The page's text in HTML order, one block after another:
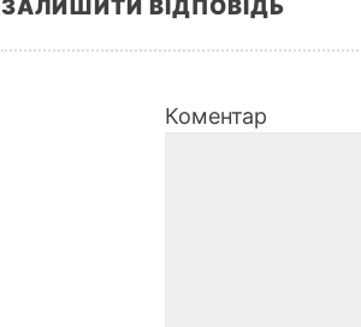
ЗАЛИШИТИ ВІДПОВІДЬ
Коментар